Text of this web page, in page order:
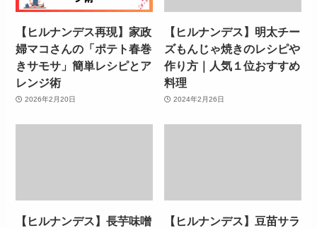
【ヒルナンデス再現】家政
婦マコさんの「ポテト春巻
きサモサ」簡単レシピとア
レンジ術
2026年2月20日
【ヒルナンデス】明太チー
ズもんじゃ焼きのレシピや
作り方｜人気１位おすすめ
料理
2024年2月26日
【ヒルナンデス】長芋味噌
【ヒルナンデス】豆苗サラ